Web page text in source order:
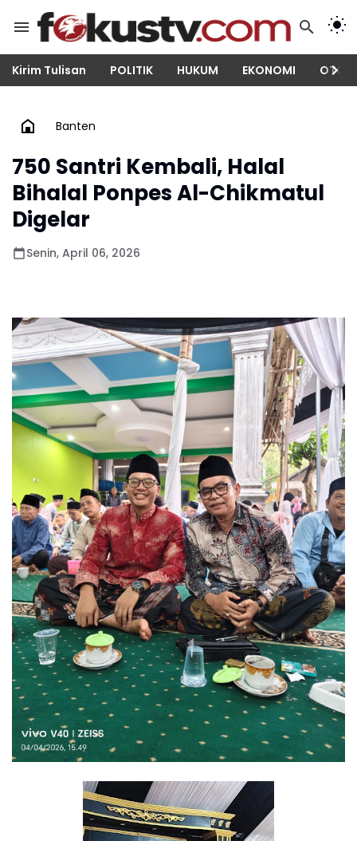
Kirim Tulisan POLITIK HUKUM EKONOMI
Banten
750 Santri Kembali, Halal
Bihalal Ponpes Al-Chikmatul
Digelar
Senin, April 06, 2026